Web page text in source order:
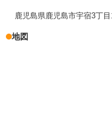
鹿児島県鹿児島市宇宿3丁目
地図